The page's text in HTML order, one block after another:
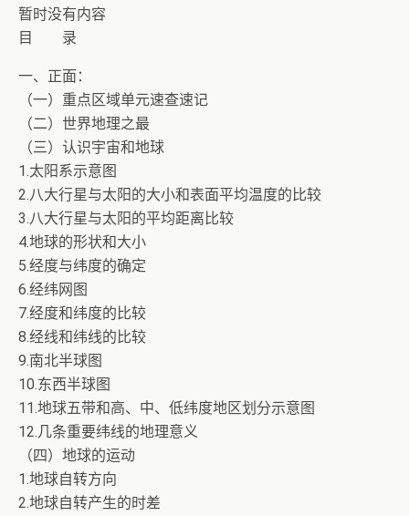
暂时没有内容
目 录
一、正面：
（一）重点区域单元速查速记
（二）世界地理之最
（三）认识宇宙和地球
1.太阳系示意图
2.八大行星与太阳的大小和表面平均温度的比较
3.八大行星与太阳的平均距离比较
4.地球的形状和大小
5.经度与纬度的确定
6.经纬网图
7.经度和纬度的比较
8.经线和纬线的比较
9.南北半球图
10.东西半球图
11.地球五带和高、中、低纬度地区划分示意图
12.几条重要纬线的地理意义
（四）地球的运动
1.地球自转方向
2.地球自转产生的时差